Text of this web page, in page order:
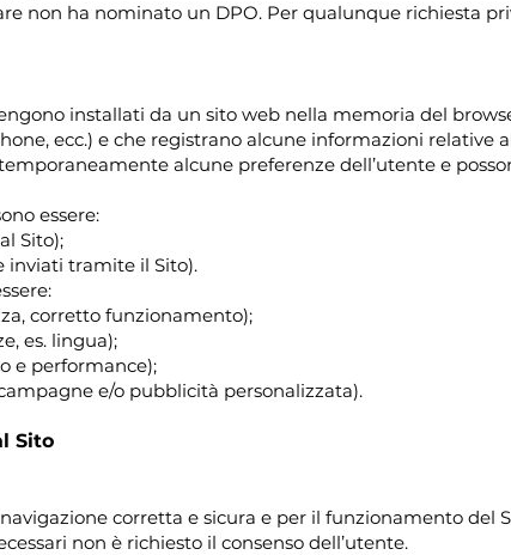
non ha nominato un DPO. Per qualunque richiesta
installati da un sito web nella memoria del
ecc.) e che registrano alcune informazioni relative
alcune preferenze dell’utente e
essere:
Sito);
inviati tramite il Sito).
corretto funzionamento);
es. lingua);
e performance);
e/o pubblicità personalizzata).
Sito
corretta e sicura e per il funzionamento del
non è richiesto il consenso dell’utente.